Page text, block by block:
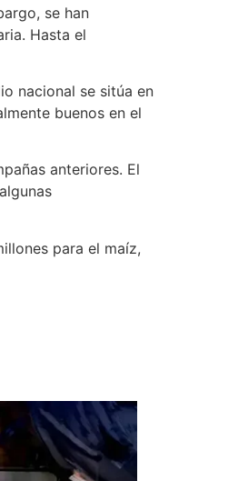
se han
Hasta el
nacional se sitúa en
buenos en el
anteriores. El
para el maíz,